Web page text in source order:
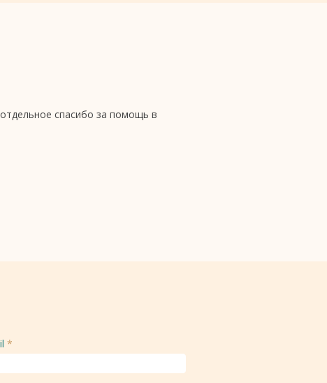
спасибо за помощь в
*